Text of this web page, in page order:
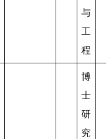
与
工
程
博
士
研
究